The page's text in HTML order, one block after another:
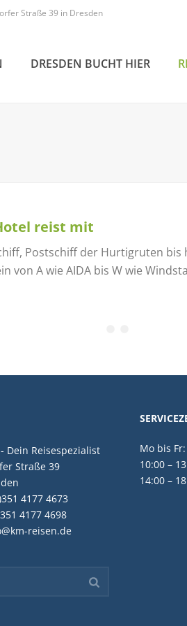
Straße 39 in Dresden
DRESDEN BUCHT HIER
reist mit
Postschiff der Hurtigruten
von A wie AIDA bis W wie
Dein Reisespezialist
Straße 39
4177 4673
4177 4698
reisen.de
Mo bis Fr:
10:00 –
14:00 –